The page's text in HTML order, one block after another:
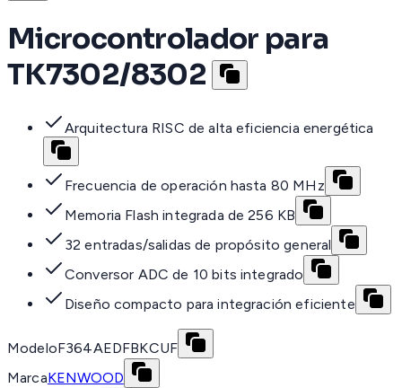
Microcontrolador para
TK7302/8302
Arquitectura RISC de alta eficiencia energética
Frecuencia de operación hasta 80 MHz
Memoria Flash integrada de 256 KB
32 entradas/salidas de propósito general
Conversor ADC de 10 bits integrado
Diseño compacto para integración eficiente
ModeloF364AEDFBKCUF
MarcaKENWOOD